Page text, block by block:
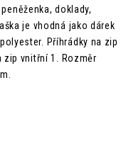
doklady,
je vhodná jako dárek
Příhrádky na zip
zip vnitřní 1. Rozměr